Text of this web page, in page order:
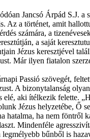
Jancsó Árpád S.J.
Az a történet, amit
számára, a
a saját
Jézus keresztjével
Már ilyen fiatalon
Passió szövegét,
A bizonytalanság
elé, aki ítélkezik felette.
Jézus helyzetébe, Ő
hatalma, ha nem föntről
Mindenféle
bűnből is